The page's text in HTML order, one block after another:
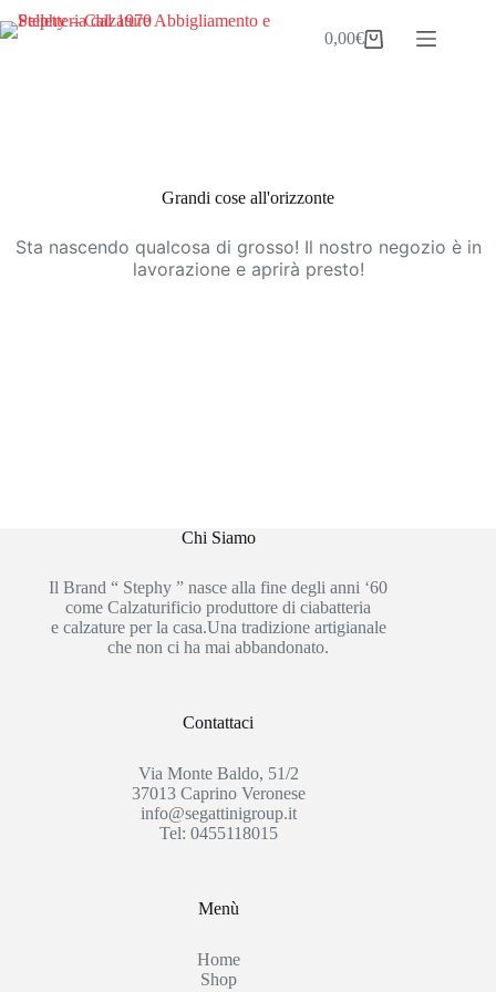
al
Carrello
0,00€
Grandi cose all'orizzonte
Sta nascendo qualcosa di grosso! Il nostro negozio è in
lavorazione e aprirà presto!
Chi Siamo
Il Brand “ Stephy ” nasce alla fine degli anni ‘60
come Calzaturificio produttore di ciabatteria
e calzature per la casa.Una tradizione artigianale
che non ci ha mai abbandonato.
Contattaci
Via Monte Baldo, 51/2
37013 Caprino Veronese
info@segattinigroup.it
Tel: 0455118015
Menù
Home
Shop